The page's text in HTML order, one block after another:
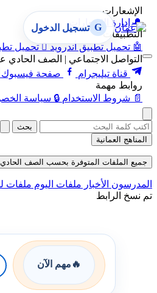
الإشعارات
🔔 إدارة الإشعارات
التطبيقات
🤖 تحميل تطبيق أندرويد  تحميل
التواصل الاجتماعي | الصف الحادي
قناة تيليجرام
صفحة فيسبوك
روابط مهمة
📄 شروط الاستخدام 🔒 سياسة
G تسجيل الدخول
بحث
المناهج العمانية
جميع الملفات المتوفرة بحسب الصف الحادي
المدرسون الأخبار ملفات اليوم ملفات
تم نسخ الرابط
🔥 مهم الآن